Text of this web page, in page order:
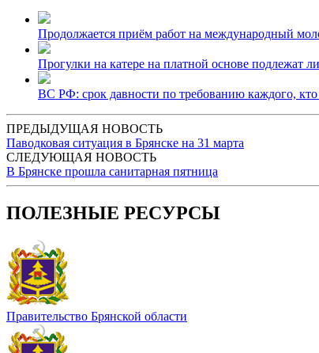
Продолжается приём работ на международный
Прогулки на катере на платной основе подлежат
ВС РФ: срок давности по требованию каждого, кто
ПРЕДЫДУЩАЯ НОВОСТЬ
Паводковая ситуация в Брянске на 31 марта
СЛЕДУЮЩАЯ НОВОСТЬ
В Брянске прошла санитарная пятница
ПОЛЕЗНЫЕ РЕСУРСЫ
Правительство Брянской области